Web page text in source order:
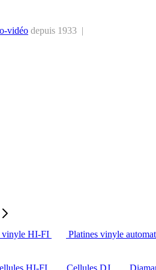
vidéo depuis 1933 |
vinyle HI-FI Platines vinyle
HI-FI Cellules DJ